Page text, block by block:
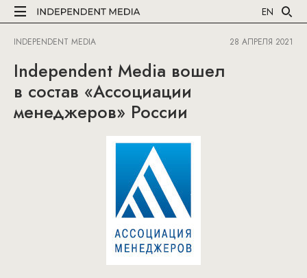
EN
INDEPENDENT MEDIA 28 АПРЕЛЯ 2021
Independent Media вошел
в состав «Ассоциации
менеджеров» России